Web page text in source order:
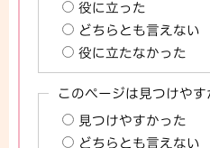
役に立った
どちらとも言えない
役に立たなかった
このページは見つけやす
見つけやすかった
どちらとも言えない